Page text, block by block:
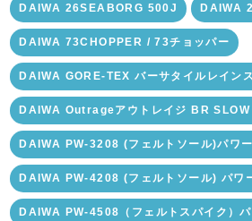
DAIWA 26SEABORG 500J DAIWA
DAIWA 73CHOPPER / 73チョッパー
DAIWA GORE-TEX バーサタイルレイン
DAIWA Outrageアウトレイジ BR
DAIWA PW-3208 (フェルトソール)パワ
DAIWA PW-4208 (フェルトソール) パワ
DAIWA PW-4508（フェルトスパイク）